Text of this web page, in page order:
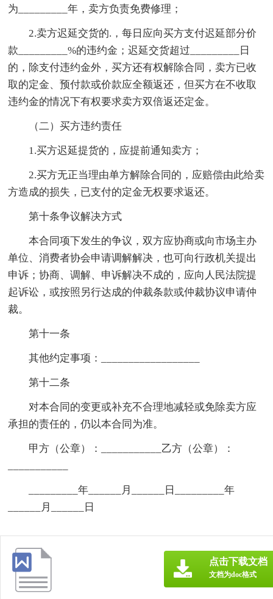
为_________年，卖方负责免费修理；
2.卖方迟延交货的.，每日应向买方支付迟延部分价
款_________%的违约金；迟延交货超过_________日
的，除支付违约金外，买方还有权解除合同，卖方已收
取的定金、预付款或价款应全额返还，但买方在不收取
违约金的情况下有权要求卖方双倍返还定金。
（二）买方违约责任
1.买方迟延提货的，应提前通知卖方；
2.买方无正当理由单方解除合同的，应赔偿由此给卖
方造成的损失，已支付的定金无权要求返还。
第十条争议解决方式
本合同项下发生的争议，双方应协商或向市场主办
单位、消费者协会申请调解解决，也可向行政机关提出
申诉；协商、调解、申诉解决不成的，应向人民法院提
起诉讼，或按照另行达成的仲裁条款或仲裁协议申请仲
裁。
第十一条
其他约定事项：__________________
第十二条
对本合同的变更或补充不合理地减轻或免除卖方应
承担的责任的，仍以本合同为准。
甲方（公章）：___________乙方（公章）：
_________年______月______日_________年
______月______日
点击下载文档
文档为doc格式